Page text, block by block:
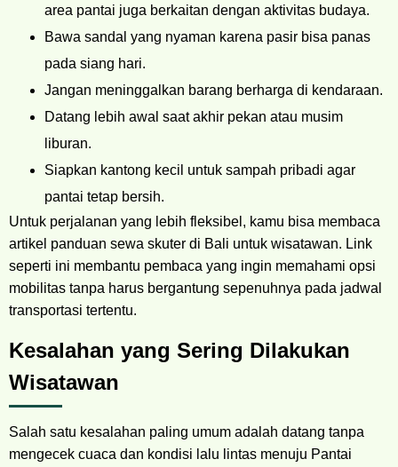
area pantai juga berkaitan dengan aktivitas budaya.
Bawa sandal yang nyaman karena pasir bisa panas
pada siang hari.
Jangan meninggalkan barang berharga di kendaraan.
Datang lebih awal saat akhir pekan atau musim
liburan.
Siapkan kantong kecil untuk sampah pribadi agar
pantai tetap bersih.
Untuk perjalanan yang lebih fleksibel, kamu bisa membaca
artikel panduan sewa skuter di Bali untuk wisatawan. Link
seperti ini membantu pembaca yang ingin memahami opsi
mobilitas tanpa harus bergantung sepenuhnya pada jadwal
transportasi tertentu.
Kesalahan yang Sering Dilakukan
Wisatawan
Salah satu kesalahan paling umum adalah datang tanpa
mengecek cuaca dan kondisi lalu lintas menuju Pantai